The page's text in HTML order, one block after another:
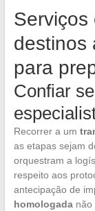
Serviços
destinos
para
Confiar
Recorrer a um
as etapas sejam
orquestram a
respeito aos
antecipação de
homologadanão